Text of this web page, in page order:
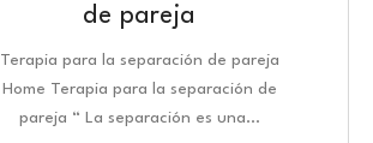
de pareja
Terapia para la separación de pareja
Home Terapia para la separación de
pareja “ La separación es una…